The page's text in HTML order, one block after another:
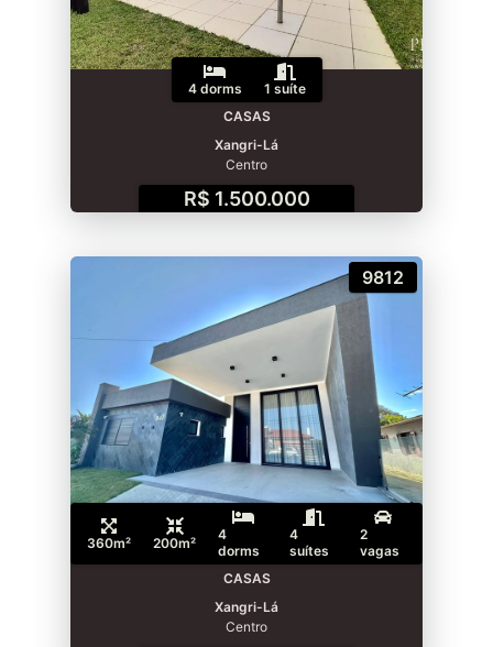
4 dorms
1 suíte
CASAS
Xangri-Lá
Centro
R$ 1.500.000
9812
360m² 200m²
4
dorms
4
suítes
2
vagas
CASAS
Xangri-Lá
Centro